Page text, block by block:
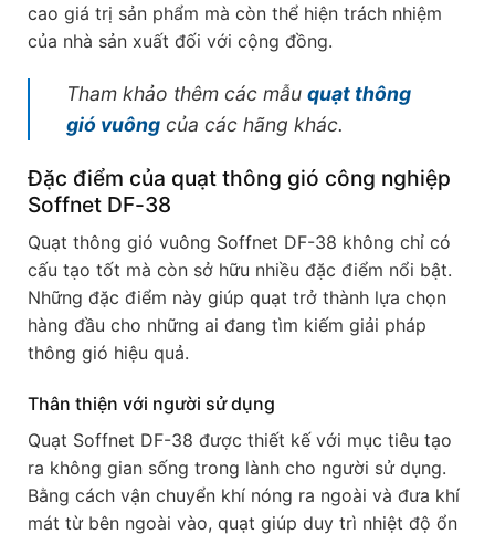
cao giá trị sản phẩm mà còn thể hiện trách nhiệm
của nhà sản xuất đối với cộng đồng.
Tham khảo thêm các mẫu quạt thông
gió vuông của các hãng khác.
Đặc điểm của quạt thông gió công nghiệp
Soffnet DF-38
Quạt thông gió vuông Soffnet DF-38 không chỉ có
cấu tạo tốt mà còn sở hữu nhiều đặc điểm nổi bật.
Những đặc điểm này giúp quạt trở thành lựa chọn
hàng đầu cho những ai đang tìm kiếm giải pháp
thông gió hiệu quả.
Thân thiện với người sử dụng
Quạt Soffnet DF-38 được thiết kế với mục tiêu tạo
ra không gian sống trong lành cho người sử dụng.
Bằng cách vận chuyển khí nóng ra ngoài và đưa khí
mát từ bên ngoài vào, quạt giúp duy trì nhiệt độ ổn